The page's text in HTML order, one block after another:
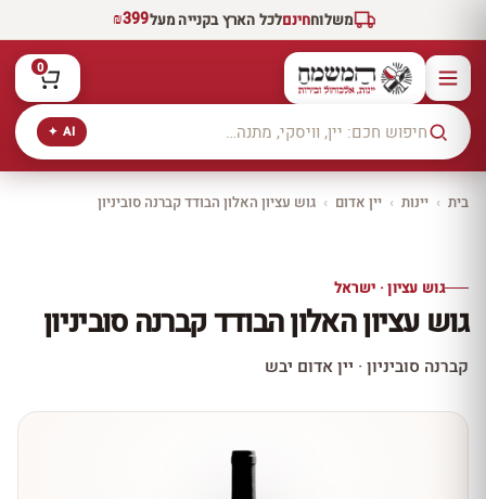
משלוחחינםלכל הארץ בקנייה מעל₪399
AI ✦
0
בית › יינות › יין אדום › גוש עציון האלון הבודד קברנה סוביניון
10% הנחה
עכשיו ב-10% הנחה
גוש עציון · ישראל
גוש עציון האלון הבודד קברנה סוביניון
קברנה סוביניון · יין אדום יבש